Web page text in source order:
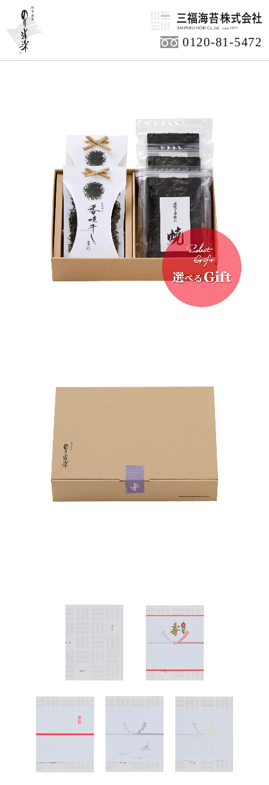
0120-81-5472
取扱店舗
海外発送
HOME 商品アイテム